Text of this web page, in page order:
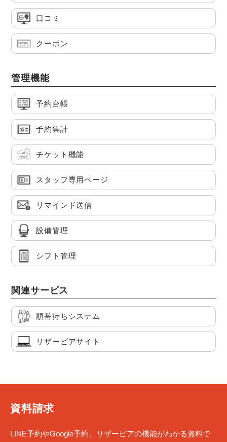
口コミ
クーポン
管理機能
予約台帳
予約集計
チケット機能
スタッフ専用ページ
リマインド送信
設備管理
シフト管理
関連サービス
順番待ちシステム
リザービアサイト
資料請求
LINE予約やGoogle予約、リザービアの機能がわかる資料で